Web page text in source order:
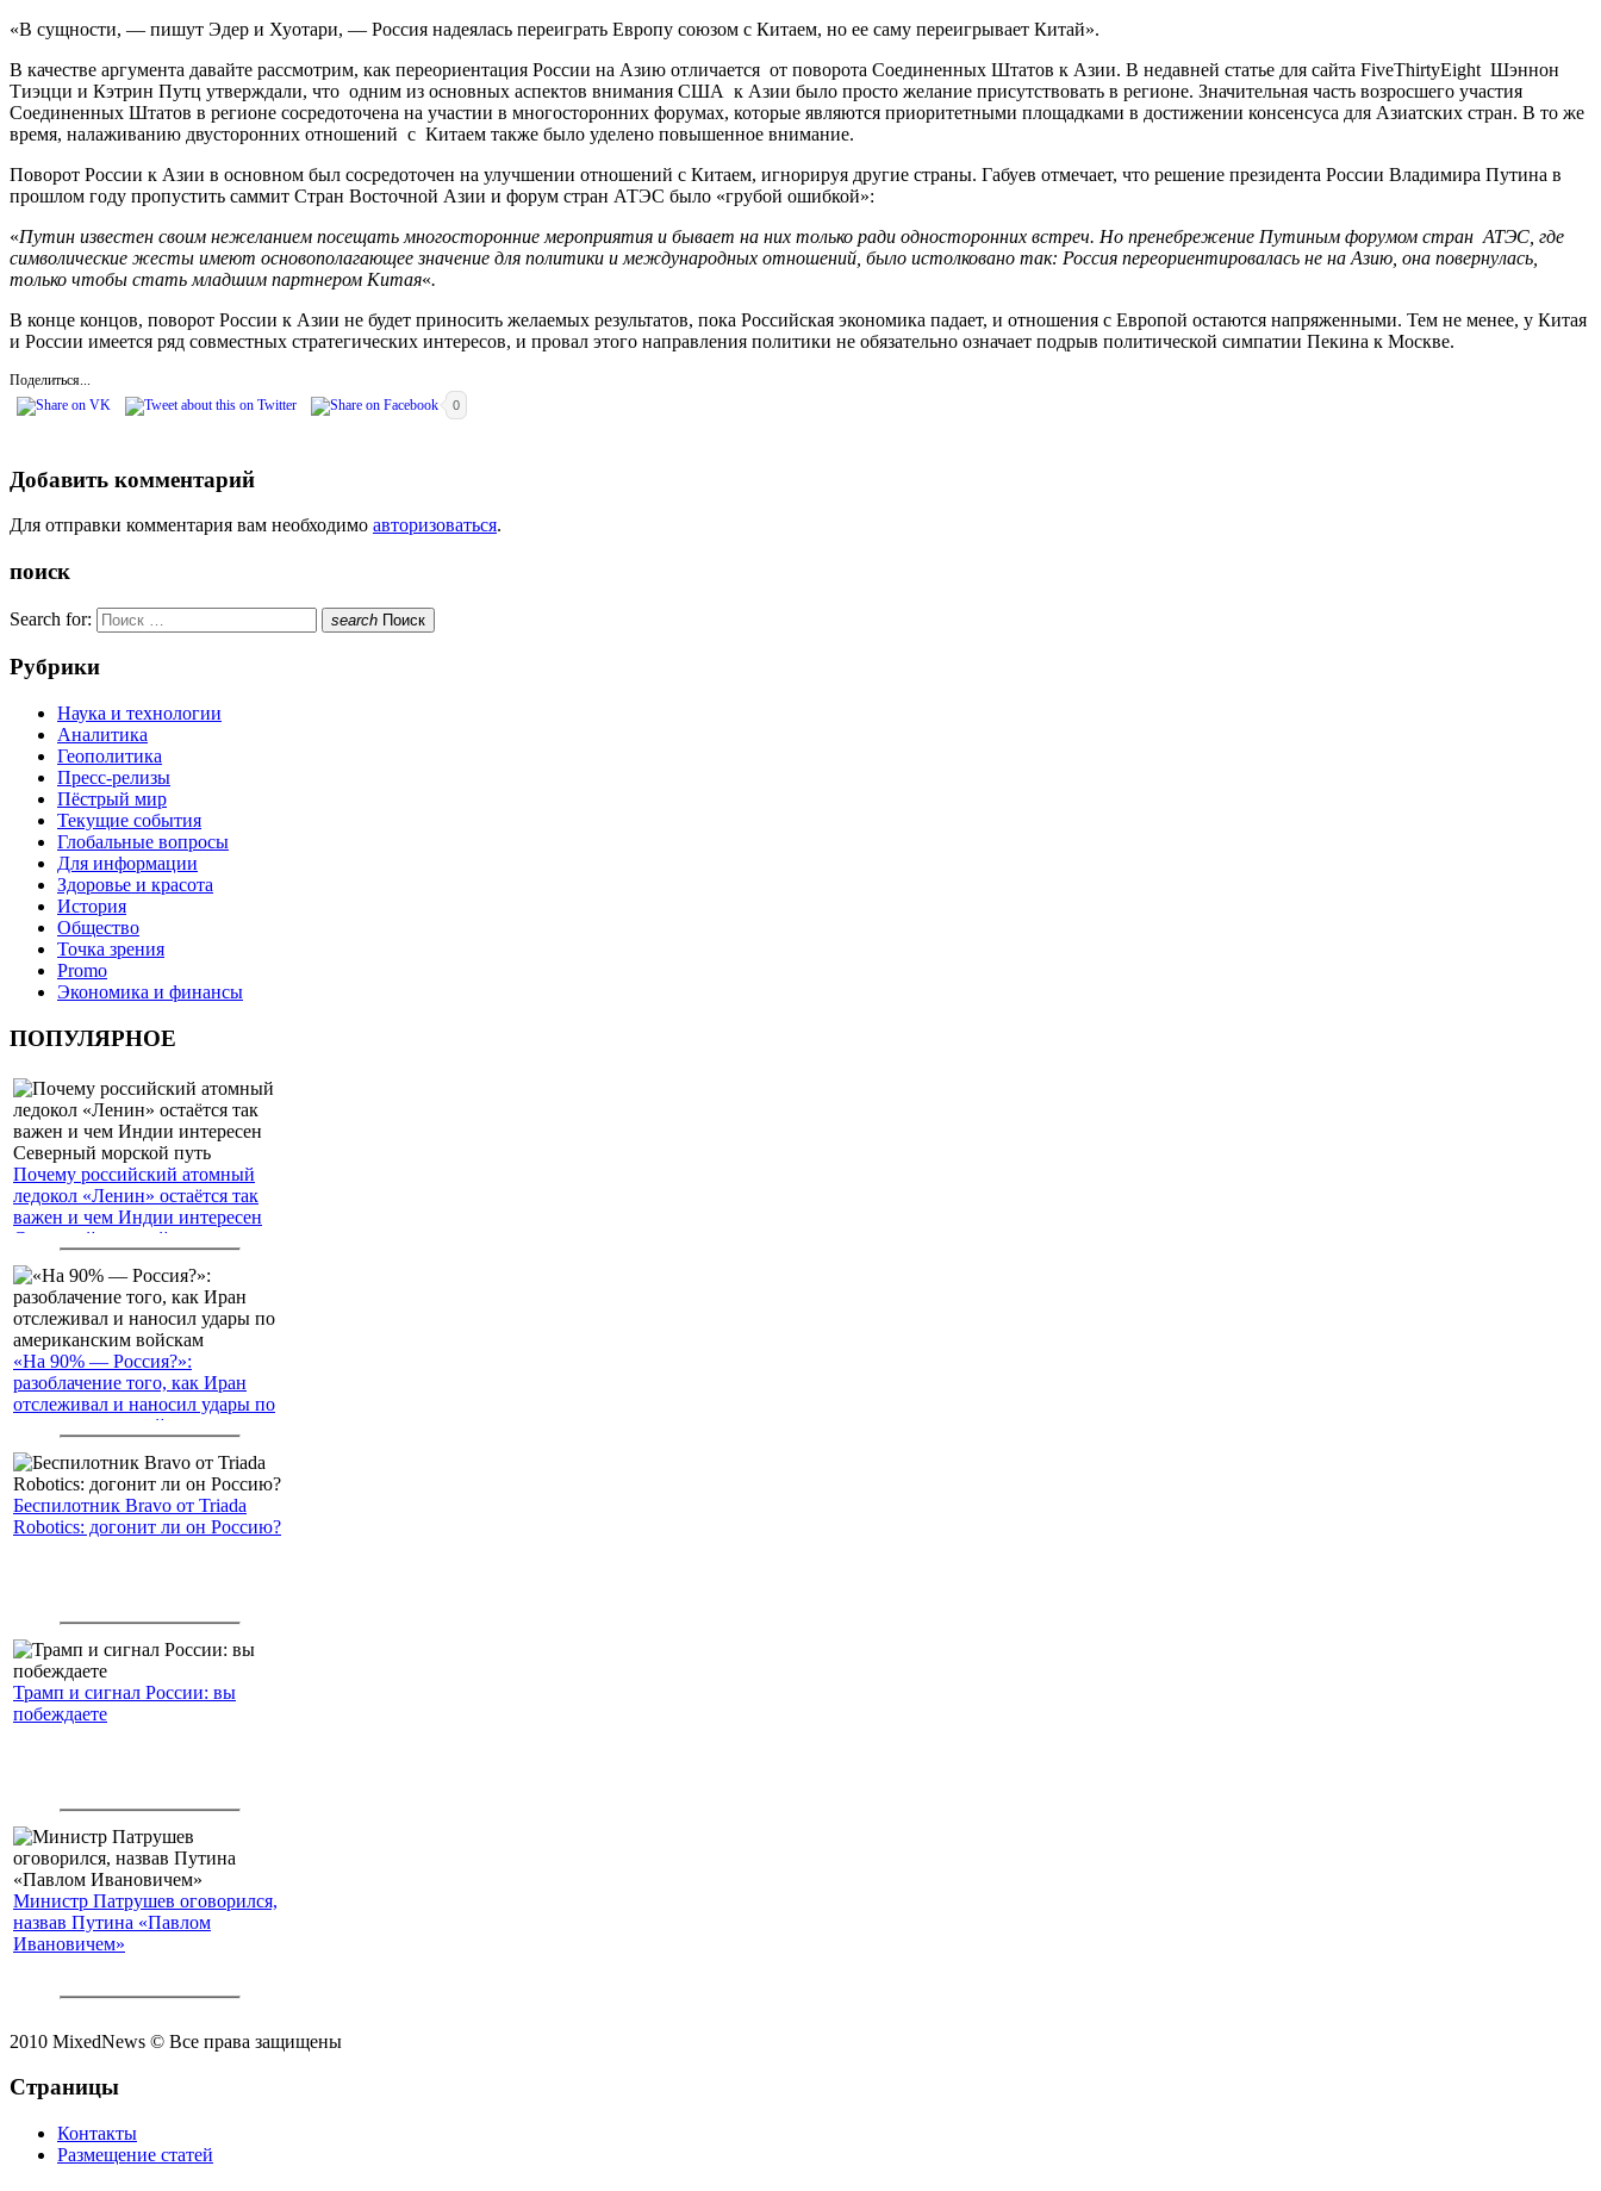
«В сущности, — пишут Эдер и Хуотари, — Россия надеялась переиграть Европу союзом с Китаем, но ее саму переигрывает Китай».
В качестве аргумента давайте рассмотрим, как переориентация России на Азию отличается от поворота Соединенных Штатов к Азии. В недавней статье для сайта FiveThirtyEight Шэннон
Тиэцци и Кэтрин Путц утверждали, что одним из основных аспектов внимания США к Азии было просто желание присутствовать в регионе. Значительная часть возросшего участия
Соединенных Штатов в регионе сосредоточена на участии в многосторонних форумах, которые являются приоритетными площадками в достижении консенсуса для Азиатских стран. В то же
время, налаживанию двусторонних отношений с Китаем также было уделено повышенное внимание.
Поворот России к Азии в основном был сосредоточен на улучшении отношений с Китаем, игнорируя другие страны. Габуев отмечает, что решение президента России Владимира Путина в
прошлом году пропустить саммит Стран Восточной Азии и форум стран АТЭС было «грубой ошибкой»:
«Путин известен своим нежеланием посещать многосторонние мероприятия и бывает на них только ради односторонних встреч. Но пренебрежение Путиным форумом стран АТЭС, где
символические жесты имеют основополагающее значение для политики и международных отношений, было истолковано так: Россия переориентировалась не на Азию, она повернулась,
только чтобы стать младшим партнером Китая«.
В конце концов, поворот России к Азии не будет приносить желаемых результатов, пока Российская экономика падает, и отношения с Европой остаются напряженными. Тем не менее, у Китая
и России имеется ряд совместных стратегических интересов, и провал этого направления политики не обязательно означает подрыв политической симпатии Пекина к Москве.
Поделиться...
0
Добавить комментарий
Для отправки комментария вам необходимо авторизоваться.
поиск
Search for: search Поиск
Рубрики
Наука и технологии
Аналитика
Геополитика
Пресс-релизы
Пёстрый мир
Текущие события
Глобальные вопросы
Для информации
Здоровье и красота
История
Общество
Точка зрения
Promo
Экономика и финансы
ПОПУЛЯРНОЕ
Почему российский атомный
ледокол «Ленин» остаётся так
важен и чем Индии интересен
Северный морской путь
«На 90% — Россия?»:
разоблачение того, как Иран
отслеживал и наносил удары по
американским войскам
Беспилотник Bravo от Triada
Robotics: догонит ли он Россию?
Трамп и сигнал России: вы
побеждаете
Министр Патрушев оговорился,
назвав Путина «Павлом
Ивановичем»
2010 MixedNews © Все права защищены
Страницы
Контакты
Размещение статей